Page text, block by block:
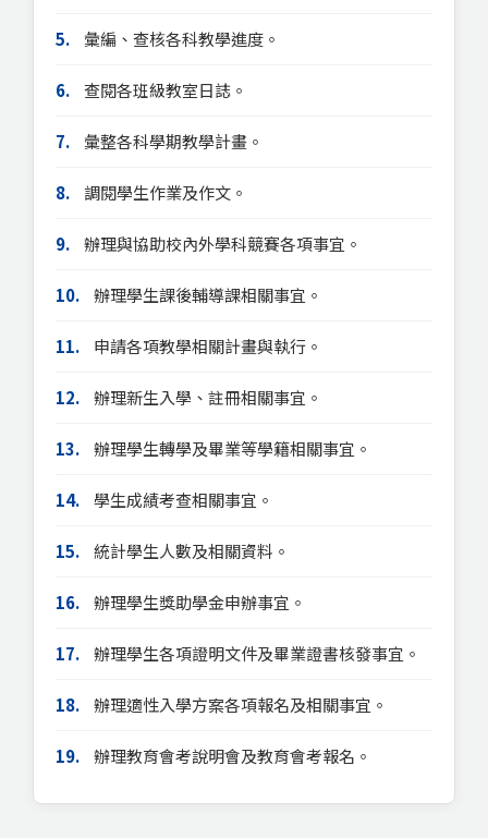
5. 彙編、查核各科教學進度。
6. 查閱各班級教室日誌。
7. 彙整各科學期教學計畫。
8. 調閱學生作業及作文。
9. 辦理與協助校內外學科競賽各項事宜。
10. 辦理學生課後輔導課相關事宜。
11. 申請各項教學相關計畫與執行。
12. 辦理新生入學、註冊相關事宜。
13. 辦理學生轉學及畢業等學籍相關事宜。
14. 學生成績考查相關事宜。
15. 統計學生人數及相關資料。
16. 辦理學生獎助學金申辦事宜。
17. 辦理學生各項證明文件及畢業證書核發事宜。
18. 辦理適性入學方案各項報名及相關事宜。
19. 辦理教育會考說明會及教育會考報名。